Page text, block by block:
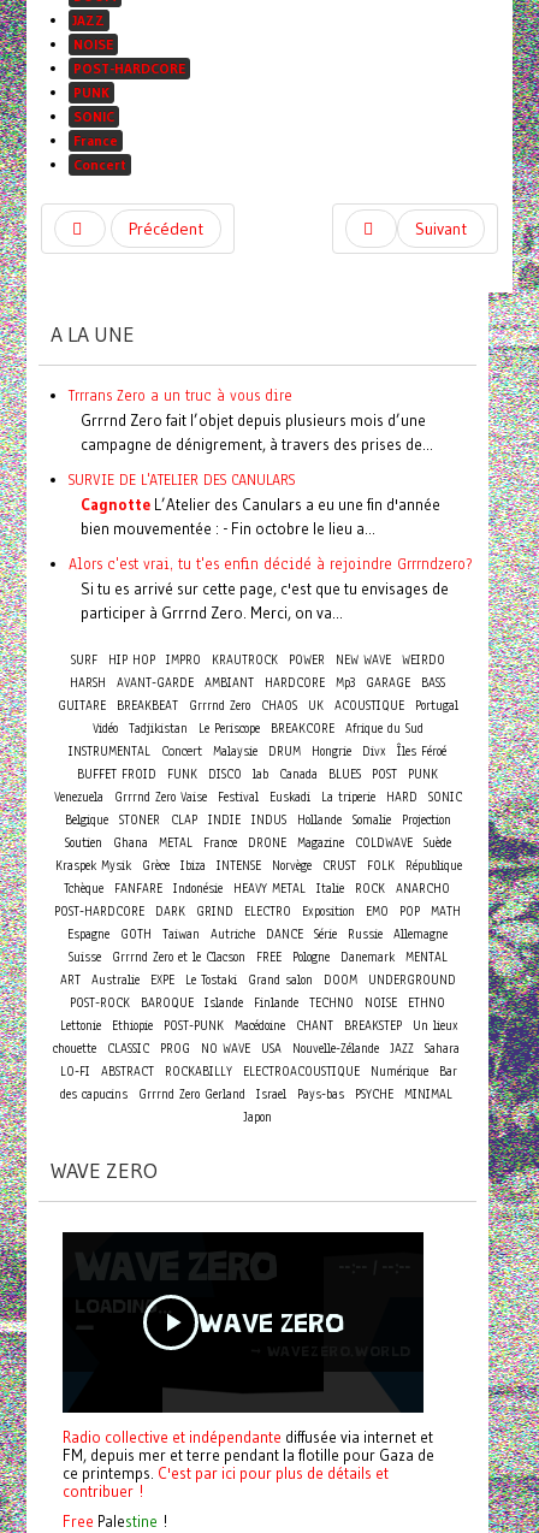
JAZZ
NOISE
POST-HARDCORE
PUNK
SONIC
France
Concert
Précédent Suivant
A LA UNE
Trrrans Zero a un truc à vous dire
Grrrnd Zero fait l’objet depuis plusieurs mois d’une
campagne de dénigrement, à travers des prises de...
SURVIE DE L'ATELIER DES CANULARS
CagnotteL’Atelier des Canulars a eu une fin d'année
bien mouvementée : - Fin octobre le lieu a...
Alors c'est vrai, tu t'es enfin décidé à rejoindre Grrrndzero?
Si tu es arrivé sur cette page, c'est que tu envisages de
participer à Grrrnd Zero. Merci, on va...
SURF HIP HOP IMPRO KRAUTROCK POWER NEW WAVE
WEIRDO
HARSH
AVANT-GARDE AMBIANT HARDCORE Mp3 GARAGE
BASS
GUITARE
BREAKBEAT Grrrnd Zero CHAOS UK ACOUSTIQUE
Portugal
Vidéo
Tadjikistan Le Periscope BREAKCORE
Afrique du Sud
INSTRUMENTAL
Concert Malaysie DRUM Hongrie Divx
Îles Féroé
BUFFET FROID
FUNK DISCO lab Canada BLUES POST
PUNK
Venezuela
Grrrnd Zero Vaise Festival Euskadi La triperie HARD
SONIC
Belgique
STONER CLAP INDIE INDUS Hollande Somalie
Projection
Soutien
Ghana METAL France DRONE Magazine COLDWAVE
Suède
Kraspek Mysik
Grèce Ibiza INTENSE Norvège CRUST FOLK
République
Tchèque
FANFARE Indonésie HEAVY METAL Italie ROCK
ANARCHO
POST-HARDCORE
DARK GRIND ELECTRO Exposition EMO POP MATH
Espagne
GOTH Taiwan Autriche DANCE Série Russie Allemagne
Suisse
Grrrnd Zero et le Clacson FREE Pologne Danemark
MENTAL
ART
Australie EXPE Le Tostaki Grand salon DOOM
UNDERGROUND
POST-ROCK
BAROQUE Islande Finlande TECHNO NOISE
ETHNO
Lettonie
Ethiopie POST-PUNK Macédoine CHANT BREAKSTEP
Un lieux
chouette
CLASSIC PROG NO WAVE USA Nouvelle-Zélande JAZZ Sahara
LO-FI
ABSTRACT ROCKABILLY ELECTROACOUSTIQUE Numérique
Bar
des capucins
Grrrnd Zero Gerland Israel Pays-bas PSYCHE MINIMAL
Japon
WAVE ZERO
Radio collective et indépendante diffusée via internet et
FM, depuis mer et terre pendant la flotille pour Gaza de
ce printemps. C'est par ici pour plus de détails et
contribuer !
Free Palestine !